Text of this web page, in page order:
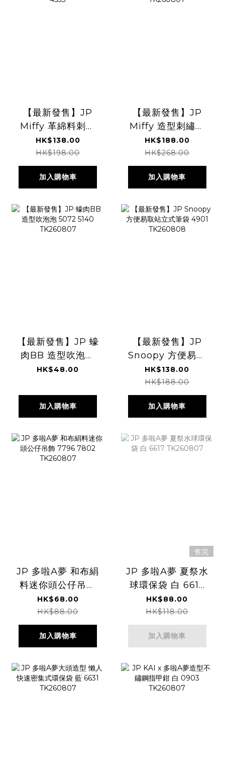
【最新發售】JP
Miffy 革綿料刺繡
啪啪 Pouch 附手
帶 4533
HK$138.00
HK$198.00
加入購物車
【最新發售】JP
Miffy 造型刺繡袋
附有單肩帶 4533
TK260807
HK$188.00
HK$268.00
加入購物車
【最新發售】JP 蠔
肉BB 造型吹泡泡
5072 5140
HK$48.00
加入購物車
【最新發售】JP
Snoopy 方便易取
站立式筆袋 4901
TK260808
HK$138.00
HK$188.00
加入購物車
JP 多啦A夢 和布絹
料迷你頭公仔吊飾
7796 7802
TK260807
HK$68.00
HK$88.00
加入購物車
售完
JP 多啦A夢 夏祭水
球環保袋 白 6617
TK260807
HK$88.00
HK$118.00
加入購物車